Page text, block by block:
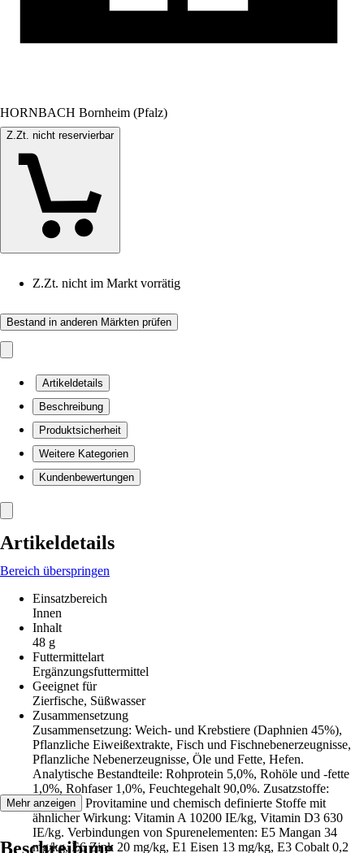
HORNBACH Bornheim (Pfalz)
Z.Zt. nicht reservierbar
Z.Zt. nicht im Markt vorrätig
Bestand in anderen Märkten prüfen
Artikeldetails
Beschreibung
Produktsicherheit
Weitere Kategorien
Kundenbewertungen
Artikeldetails
Bereich überspringen
Einsatzbereich
Innen
Inhalt
48 g
Futtermittelart
Ergänzungsfuttermittel
Geeignet für
Zierfische, Süßwasser
Zusammensetzung
Zusammensetzung: Weich- und Krebstiere (Daphnien 45%),
Pflanzliche Eiweißextrakte, Fisch und Fischnebenerzeugnisse,
Pflanzliche Nebenerzeugnisse, Öle und Fette, Hefen.
Analytische Bestandteile: Rohprotein 5,0%, Rohöle und -fette
1,0%, Rohfaser 1,0%, Feuchtegehalt 90,0%. Zusatzstoffe:
Vitamine, Provitamine und chemisch definierte Stoffe mit
ähnlicher Wirkung: Vitamin A 10200 IE/kg, Vitamin D3 630
IE/kg. Verbindungen von Spurenelementen: E5 Mangan 34
mg/kg, E6 Zink 20 mg/kg, E1 Eisen 13 mg/kg, E3 Cobalt 0,2
Mehr anzeigen
Beschreibung